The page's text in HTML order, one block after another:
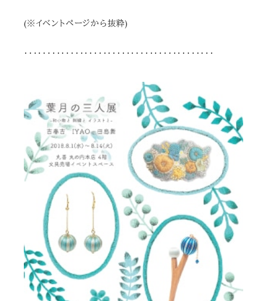
(※イベントページから抜粋)
・・・・・・・・・・・・・・・・・・・・・・・・・・・・・・・・・・・・・・・・・